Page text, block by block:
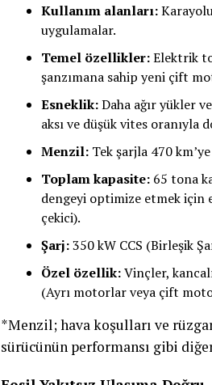
Kullanım alanları:
uygulamalar.
Temel özellikler:Elektrik
şanzımana sahip yeni çift
Esneklik:Daha ağır yükler
aksı ve düşük vites oranıyla
Menzil: Tek şarjla 470
Toplam kapasite: 65 tona
dengeyi optimize etmek için
çekici).
Şarj:350 kW CCS (Birleşik
Özel özellik:Vinçler,
(Ayrı motorlar veya çift
*Menzil; hava koşulları ve
sürücünün performansı gibi